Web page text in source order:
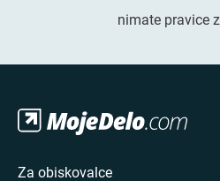
nimate pravice
Za obiskovalce